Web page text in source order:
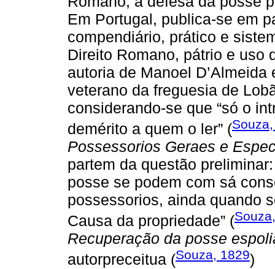
Em Portugal, publica-se em
compendiário, prático e
Direito Romano, pátrio e uso
autoria de Manoel
veterano da freguesia de
considerando-se que “só o
demérito a quem o ler” (
Possessorios Geraes e
partem da questão
posse se podem com sá
possessorios, ainda quando
Causa da propriedade” (
Recuperação da posse
autorpreceitua (Souza, 1829)